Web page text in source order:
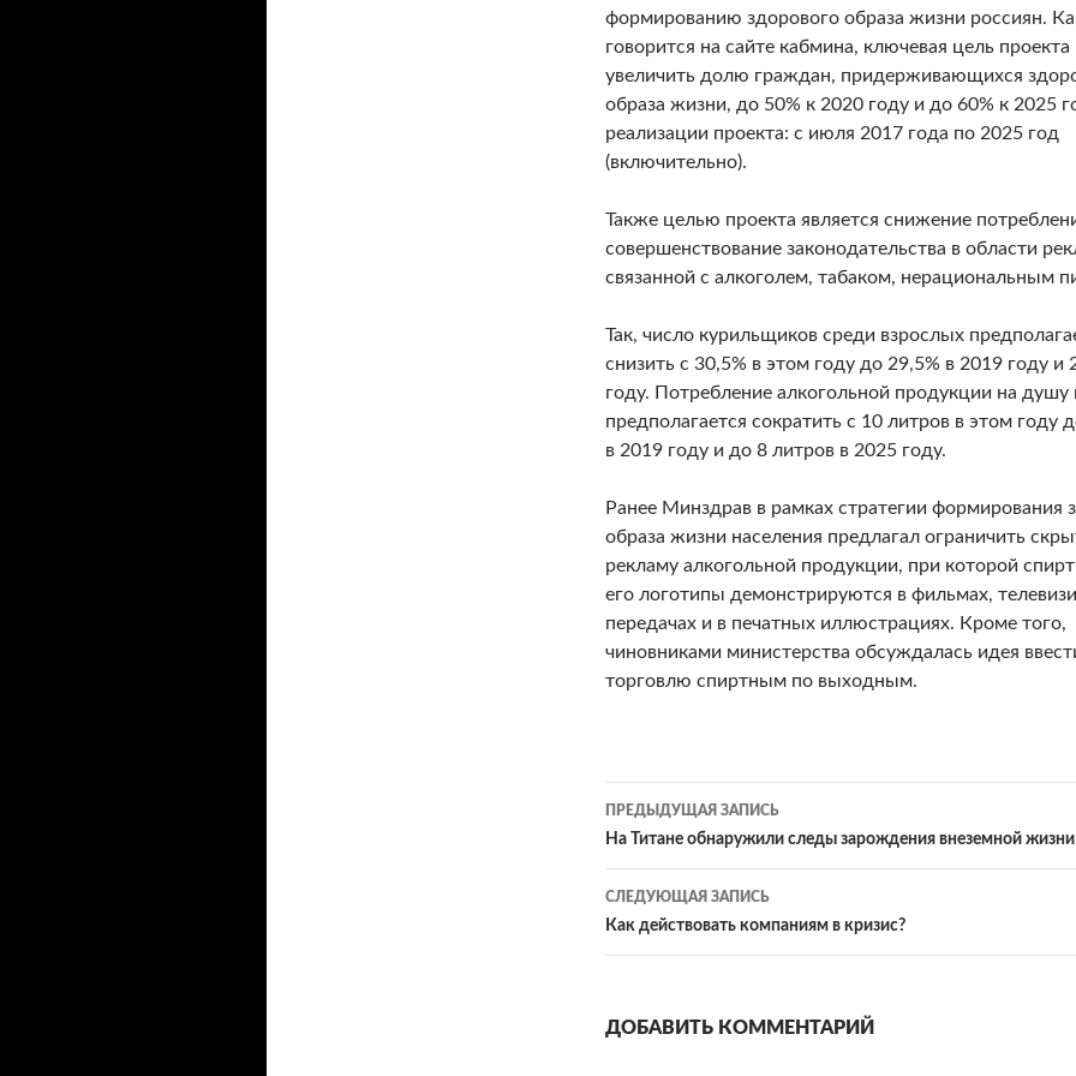
формированию здорового образа жизни россиян.
говорится на сайте кабмина, ключевая цель
увеличить долю граждан, придерживающихся
образа жизни, до 50% к 2020 году и до 60% к 2025
реализации проекта: с июля 2017 года по 2025 год
(включительно).
Также целью проекта является снижение
совершенствование законодательства в области
связанной с алкоголем, табаком, нерациональным
Так, число курильщиков среди взрослых
снизить с 30,5% в этом году до 29,5% в 2019 году и
году. Потребление алкогольной продукции на душу
предполагается сократить с 10 литров в этом году
в 2019 году и до 8 литров в 2025 году.
Ранее Минздрав в рамках стратегии формирования
образа жизни населения предлагал ограничить
рекламу алкогольной продукции, при которой
его логотипы демонстрируются в фильмах,
передачах и в печатных иллюстрациях. Кроме того,
чиновниками министерства обсуждалась идея
торговлю спиртным по выходным.
Навигация
по
записям
ПРЕДЫДУЩАЯ ЗАПИСЬ
На Титане обнаружили следы зарождения внеземной жизни
СЛЕДУЮЩАЯ ЗАПИСЬ
Как действовать компаниям в кризис?
ДОБАВИТЬ КОММЕНТАРИЙ